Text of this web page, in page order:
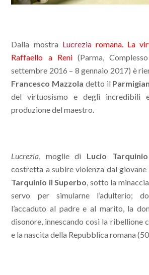
Dalla mostra Lucrezia romana. La
Raffaello a Reni (Parma,
settembre 2016 – 8 gennaio 2017) è
Francesco Mazzola detto il
del virtuosismo e degli incredibili
produzione del maestro.
Lucrezia, moglie di Lucio
costretta a subire violenza dal giovane
Tarquinio il Superbo, sotto la
servo per simularne l’adulterio;
l’accaduto al padre e al marito, la
disonore, innescando così la ribellione
e la nascita della Repubblica romana